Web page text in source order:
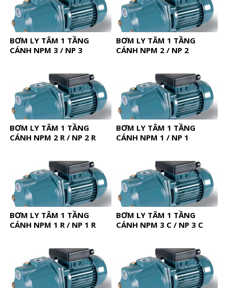
BƠM LY TÂM 1 TẦNG
CÁNH NPM 3 / NP 3
BƠM LY TÂM 1 TẦNG
CÁNH NPM 2 / NP 2
BƠM LY TÂM 1 TẦNG
CÁNH NPM 2 R / NP 2 R
BƠM LY TÂM 1 TẦNG
CÁNH NPM 1 / NP 1
BƠM LY TÂM 1 TẦNG
CÁNH NPM 1 R / NP 1 R
BƠM LY TÂM 1 TẦNG
CÁNH NPM 3 C / NP 3 C